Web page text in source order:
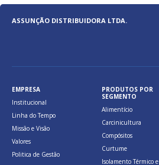
ASSUNÇÃO DISTRIBUIDORA LTDA.
EMPRESA
Institucional
Linha do Tempo
Missão e Visão
Valores
Politica de Gestão
PRODUTOS POR
SEGMENTO
Alimentício
Carcinicultura
Compósitos
Curtume
Isolamento Térmico e